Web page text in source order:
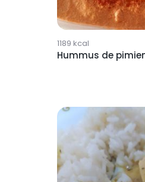
1189 kcal
Hummus de